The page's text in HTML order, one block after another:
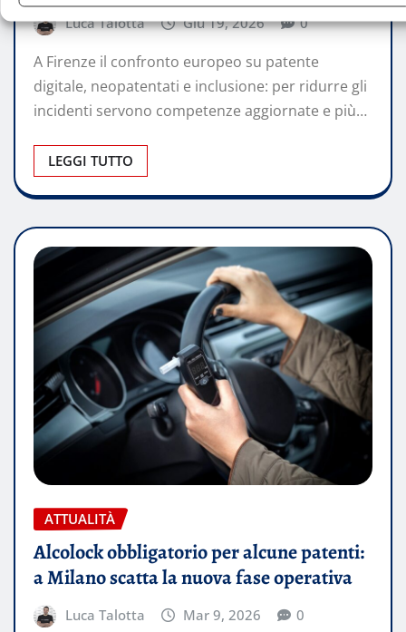
Luca Talotta Giu 19, 2026 0
A Firenze il confronto europeo su patente
digitale, neopatentati e inclusione: per ridurre gli
incidenti servono competenze aggiornate e più…
LEGGI TUTTO
ATTUALITÀ
Alcolock obbligatorio per alcune patenti:
a Milano scatta la nuova fase operativa
Luca Talotta Mar 9, 2026 0